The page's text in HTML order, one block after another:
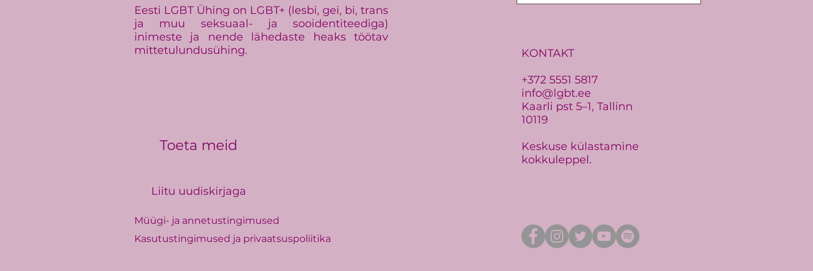
Eesti LGBT Ühing on LGBT+ (lesbi, gei, bi, trans
ja muu seksuaal- ja sooidentiteediga)
inimeste ja nende lähedaste heaks töötav
mittetulundusühing.
Toeta meid
KONTAKT
+372 5551 5817
info@lgbt.ee
Kaarli pst 5–1, Tallinn
10119
Keskuse külastamine
kokkuleppel.
Liitu uudiskirjaga
Müügi- ja annetustingimused
Kasutustingimused ja privaatsuspoliitika